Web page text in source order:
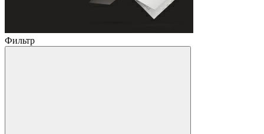
Фильтр